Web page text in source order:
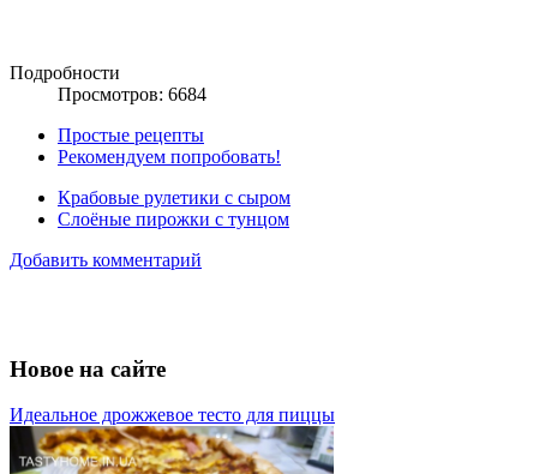
Подробности
Просмотров: 6684
Простые рецепты
Рекомендуем попробовать!
Крабовые рулетики с сыром
Слоёные пирожки с тунцом
Добавить комментарий
Новое на сайте
Идеальное дрожжевое тесто для пиццы